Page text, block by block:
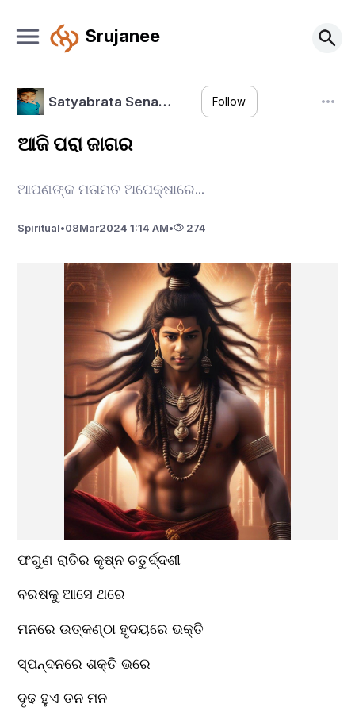
Srujanee
Satyabrata Sena… Follow
ଆଜି ପରା ଜାଗର
ଆପଣଙ୍କ ମତାମତ ଅପେକ୍ଷାରେ...
Spiritual•08Mar2024 1:14 AM• 274
ଫଗୁଣ ରାତିର କୃଷ୍ନ ଚତୁର୍ଦ୍ଦଶୀ
ବରଷକୁ ଆସେ ଥରେ
ମନରେ ଉତ୍କଣ୍ଠା ହୃଦୟରେ ଭକ୍ତି
ସ୍ପନ୍ଦନରେ ଶକ୍ତି ଭରେ
ଦୃଢ ହୁଏ ତନ ମନ